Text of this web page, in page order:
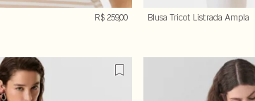
R$ 259,00 Blusa Tricot Listrada Ampla